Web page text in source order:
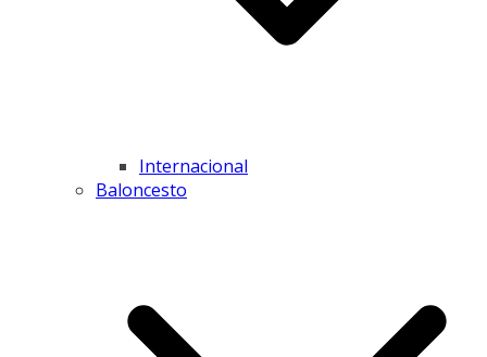
Internacional
Baloncesto